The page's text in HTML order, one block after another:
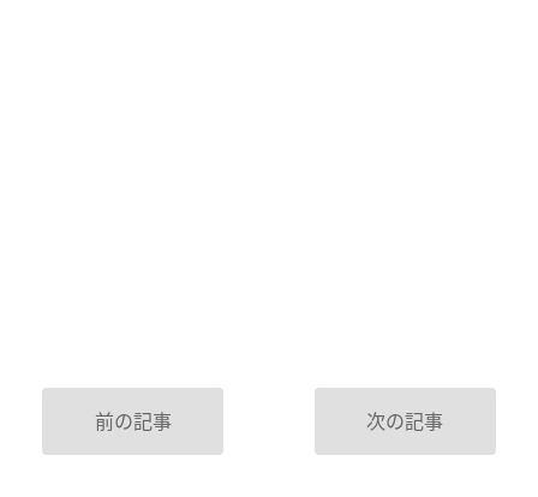
前の記事 次の記事